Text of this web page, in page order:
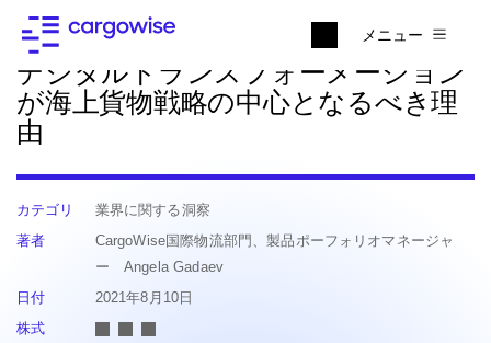
メニュー
ニュースに戻る
デジタルトランスフォーメーション
が海上貨物戦略の中心となるべき理
由
カテゴリ
業界に関する洞察
著者
CargoWise国際物流部門、製品ポーフォリオマネージャ
ー Angela Gadaev
日付
2021年8月10日
株式